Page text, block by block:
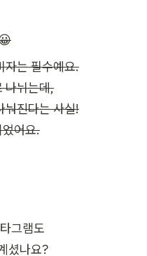
자는 필수예요.
나뉘는데,
눠진다는 사실!
어요.
그램도
셨나요?